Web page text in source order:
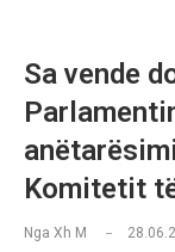
Sa vende
Komitetit
Nga Xh M